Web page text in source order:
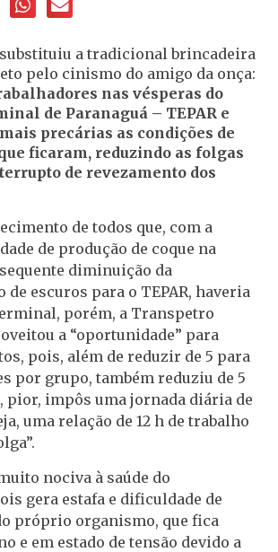
a tradicional brincadeira
pelo cinismo do amigo da onça:
nas vésperas do
de Paranaguá – TEPAR e
precárias as condições de
ficaram, reduzindo as folgas
de revezamento dos
de todos que, com a
de produção de coque na
diminuição da
de escuros para o TEPAR, haveria
porém, a Transpetro
a “oportunidade” para
pois, além de reduzir de 5 para
por grupo, também reduziu de 5
pior, impôs uma jornada diária de
uma relação de 12 h de trabalho
nociva à saúde do
gera estafa e dificuldade de
próprio organismo, que fica
e em estado de tensão devido a